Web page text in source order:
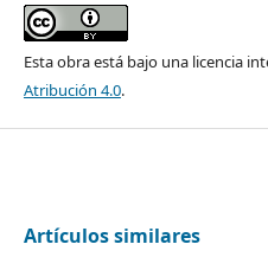
Esta obra está bajo una licencia
Atribución 4.0.
Artículos similares